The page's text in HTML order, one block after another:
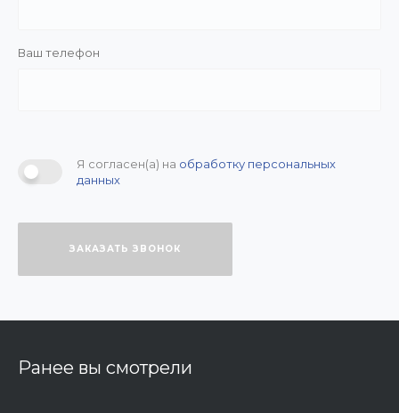
Ваш телефон
Я согласен(а) на обработку персональных
данных
ЗАКАЗАТЬ ЗВОНОК
Ранее вы смотрели